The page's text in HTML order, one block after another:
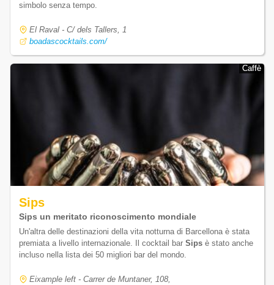
simbolo senza tempo.
El Raval - C/ dels Tallers, 1
boadascocktails.com/
Caffè
Caffè
Sips
Sips un meritato riconoscimento mondiale
Un'altra delle destinazioni della vita notturna di Barcellona è stata
premiata a livello internazionale. Il cocktail barSips è stato anche
incluso nella lista dei 50 migliori bar del mondo.
Eixample left - Carrer de Muntaner, 108,